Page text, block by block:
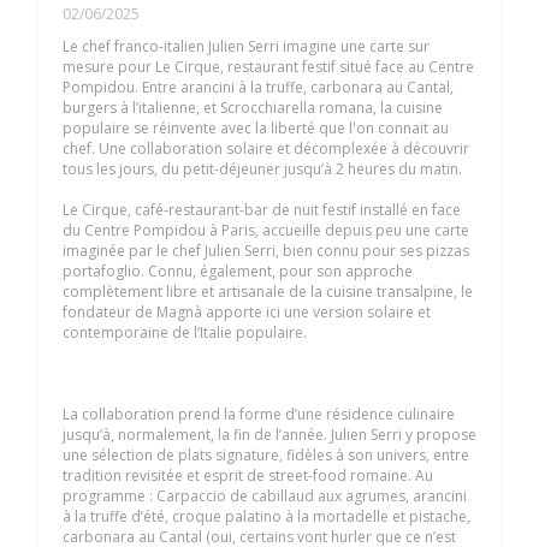
02/06/2025
Le chef franco-italien Julien Serri imagine une carte sur
mesure pour Le Cirque, restaurant festif situé face au Centre
Pompidou. Entre arancini à la truffe, carbonara au Cantal,
burgers à l’italienne, et Scrocchiarella romana, la cuisine
populaire se réinvente avec la liberté que l'on connait au
chef. Une collaboration solaire et décomplexée à découvrir
tous les jours, du petit-déjeuner jusqu’à 2 heures du matin.
Le Cirque, café-restaurant-bar de nuit festif installé en face
du Centre Pompidou à Paris, accueille depuis peu une carte
imaginée par le chef Julien Serri, bien connu pour ses pizzas
portafoglio. Connu, également, pour son approche
complètement libre et artisanale de la cuisine transalpine, le
fondateur de Magnà apporte ici une version solaire et
contemporaine de l’Italie populaire.
La collaboration prend la forme d’une résidence culinaire
jusqu’à, normalement, la fin de l’année. Julien Serri y propose
une sélection de plats signature, fidèles à son univers, entre
tradition revisitée et esprit de street-food romaine. Au
programme : Carpaccio de cabillaud aux agrumes, arancini
à la truffe d’été, croque palatino à la mortadelle et pistache,
carbonara au Cantal (oui, certains vont hurler que ce n’est